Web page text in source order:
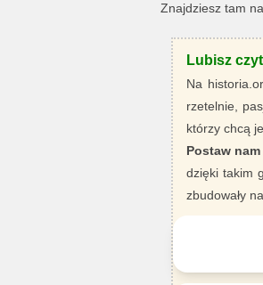
Znajdziesz tam
Lubisz
Na
rzetelnie,
którzy chcą
Postaw
dzięki takim
zbudowały